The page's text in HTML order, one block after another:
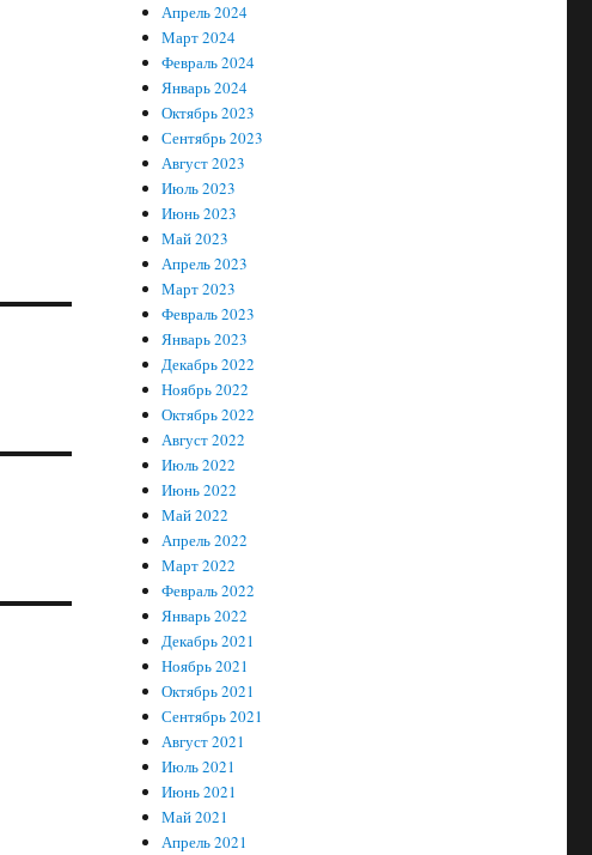
Апрель 2024
Март 2024
Февраль 2024
Январь 2024
Октябрь 2023
Сентябрь 2023
Август 2023
Июль 2023
Июнь 2023
Май 2023
Апрель 2023
Март 2023
Февраль 2023
Январь 2023
Декабрь 2022
Ноябрь 2022
Октябрь 2022
Август 2022
Июль 2022
Июнь 2022
Май 2022
Апрель 2022
Март 2022
Февраль 2022
Январь 2022
Декабрь 2021
Ноябрь 2021
Октябрь 2021
Сентябрь 2021
Август 2021
Июль 2021
Июнь 2021
Май 2021
Апрель 2021